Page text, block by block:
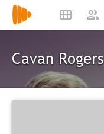
Cavan Rogers